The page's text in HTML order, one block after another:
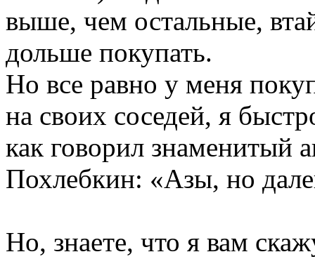
выше, чем остальные,
дольше покупать.
Но все равно у меня
на своих соседей, я
как говорил знаменитый
Похлебкин: «Азы, но
Но, знаете, что я вам